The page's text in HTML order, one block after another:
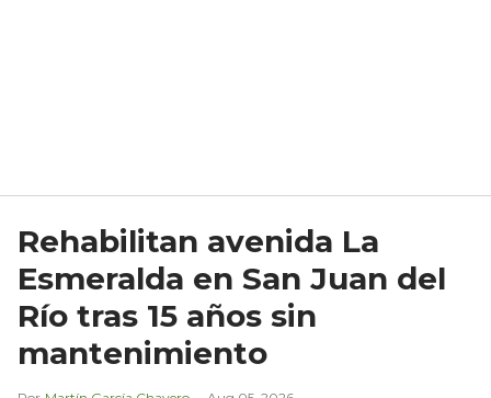
Rehabilitan avenida La
Esmeralda en San Juan del
Río tras 15 años sin
mantenimiento